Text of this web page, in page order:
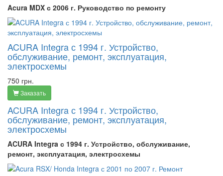
Acura MDX с 2006 г. Руководство по ремонту
ACURA Integra с 1994 г. Устройство,
обслуживание, ремонт, эксплуатация,
электросхемы
750 грн.
Заказать
ACURA Integra с 1994 г. Устройство,
обслуживание, ремонт, эксплуатация,
электросхемы
ACURA Integra с 1994 г. Устройство, обслуживание,
ремонт, эксплуатация, электросхемы